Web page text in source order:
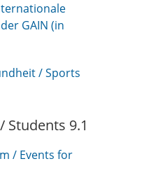
GAIN (in
/ Sports
Students 9.1
/ Events for